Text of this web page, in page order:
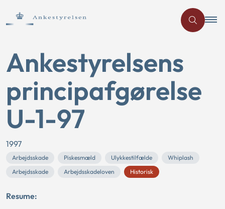
Ankestyrelsens
principafgørelse
U-1-97
1997
Arbejdsskade Piskesmæld Ulykkestilfælde
Whiplash
Arbejdsskade
Arbejdsskadeloven Historisk
Resume: